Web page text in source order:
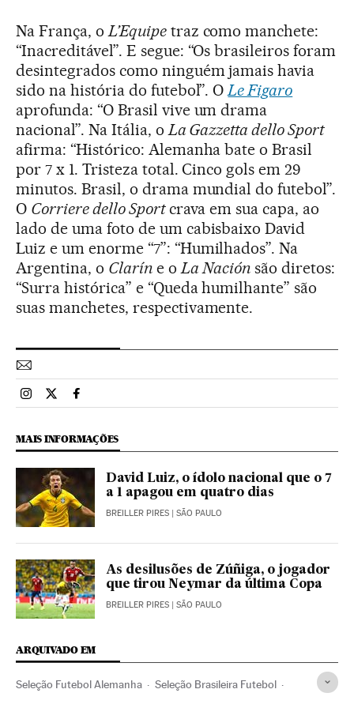
Na França, oL’Equipetraz como manchete:
“Inacreditável”. E segue: “Os brasileiros foram
desintegrados como ninguém jamais havia
sido na história do futebol”. OLe Figaro
aprofunda: “O Brasil vive um drama
nacional”. Na Itália, oLa Gazzetta dello Sport
afirma: “Histórico: Alemanha bate o Brasil
por 7 x 1. Tristeza total. Cinco gols em 29
minutos. Brasil, o drama mundial do futebol”.
O Corriere dello Sportcrava em sua capa, ao
lado de uma foto de um cabisbaixo David
Luiz e um enorme “7”: “Humilhados”. Na
Argentina, o Claríne oLa Nación são diretos:
“Surra histórica” e “Queda humilhante” são
suas manchetes, respectivamente.
Esportes El País Brasil en Instagram
Esportes El País Brasil en Twitter
Esportes El País Brasil en Facebook
MAIS INFORMAÇÕES
David Luiz, o ídolo nacional que o 7
a 1 apagou em quatro dias
BREILLER PIRES | SÃO PAULO
As desilusões de Zúñiga, o jogador
que tirou Neymar da última Copa
BREILLER PIRES | SÃO PAULO
ARQUIVADO EM
Seleção Futebol Alemanha Seleção Brasileira Futebol